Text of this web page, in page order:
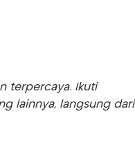
terpercaya. Ikuti
lainnya, langsung dari